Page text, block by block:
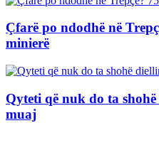
Çfarë po ndodhë në
minierë
Qyteti që nuk do ta
muaj